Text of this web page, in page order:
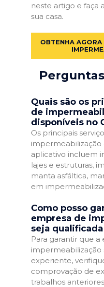
neste artigo e faça
sua casa.
OBTENHA
Quais são os
de
disponíveis no
Os principais
impermeabilização
aplicativo incluem
lajes e estruturas,
manta asfáltica,
em
Como posso
empresa de
seja
Para garantir que a
impermeabilização
experiente,
comprovação de
trabalhos